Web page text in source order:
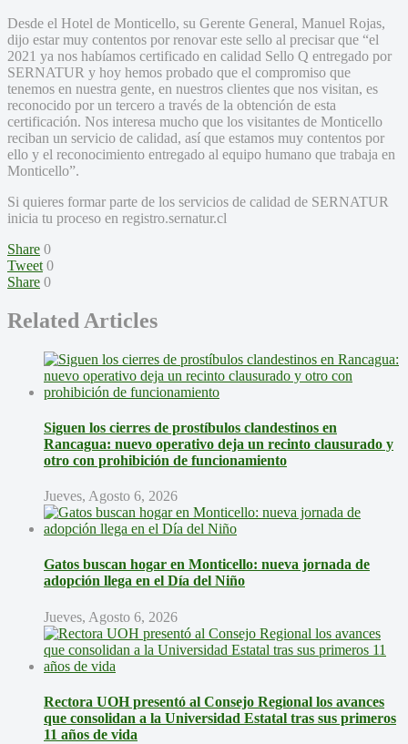
Desde el Hotel de Monticello, su Gerente General, Manuel Rojas,
dijo estar muy contentos por renovar este sello al precisar que “el
2021 ya nos habíamos certificado en calidad Sello Q entregado por
SERNATUR y hoy hemos probado que el compromiso que
tenemos en nuestra gente, en nuestros clientes que nos visitan, es
reconocido por un tercero a través de la obtención de esta
certificación. Nos interesa mucho que los visitantes de Monticello
reciban un servicio de calidad, así que estamos muy contentos por
ello y el reconocimiento entregado al equipo humano que trabaja en
Monticello”.
Si quieres formar parte de los servicios de calidad de SERNATUR
inicia tu proceso en registro.sernatur.cl
Share 0
Tweet 0
Share 0
Related Articles
Siguen los cierres de prostíbulos clandestinos en
Rancagua: nuevo operativo deja un recinto clausurado y
otro con prohibición de funcionamiento
Jueves, Agosto 6, 2026
Gatos buscan hogar en Monticello: nueva jornada de
adopción llega en el Día del Niño
Jueves, Agosto 6, 2026
Rectora UOH presentó al Consejo Regional los avances
que consolidan a la Universidad Estatal tras sus primeros
11 años de vida